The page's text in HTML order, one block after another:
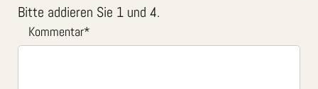
Bitte addieren Sie 1 und 4.
Kommentar*